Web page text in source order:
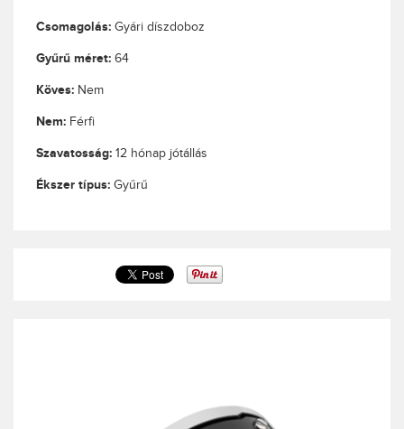
Csomagolás: Gyári díszdoboz
Gyűrű méret: 64
Köves: Nem
Nem: Férfi
Szavatosság: 12 hónap jótállás
Ékszer típus: Gyűrű